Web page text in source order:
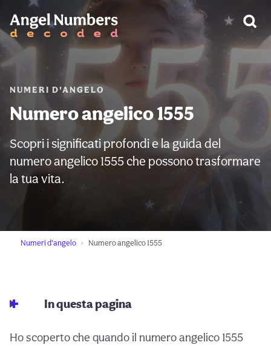
NUMERI D'ANGELO
Numero angelico 1555
Scopri i significati profondi e la guida del
numero angelico 1555 che possono trasformare
la tua vita.
Numeri d'angelo Numero angelico 1555
In questa pagina
Ho scoperto che quando il numero angelico 1555
AVVERTIMENTO: